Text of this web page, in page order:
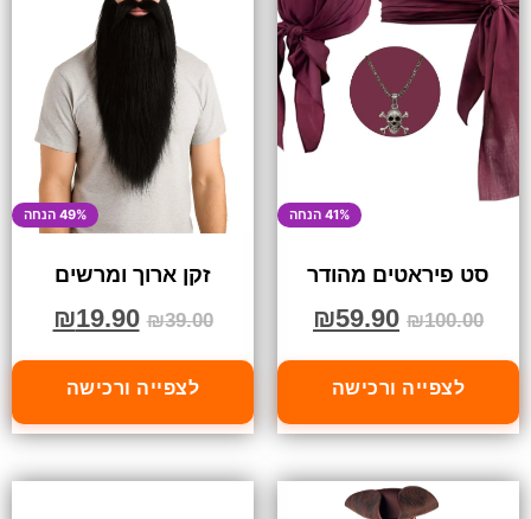
41% הנחה
סט פיראטים מהודר
₪100.00
₪59.90
לצפייה ורכישה
49% הנחה
זקן ארוך ומרשים
₪39.00
₪19.90
לצפייה ורכישה